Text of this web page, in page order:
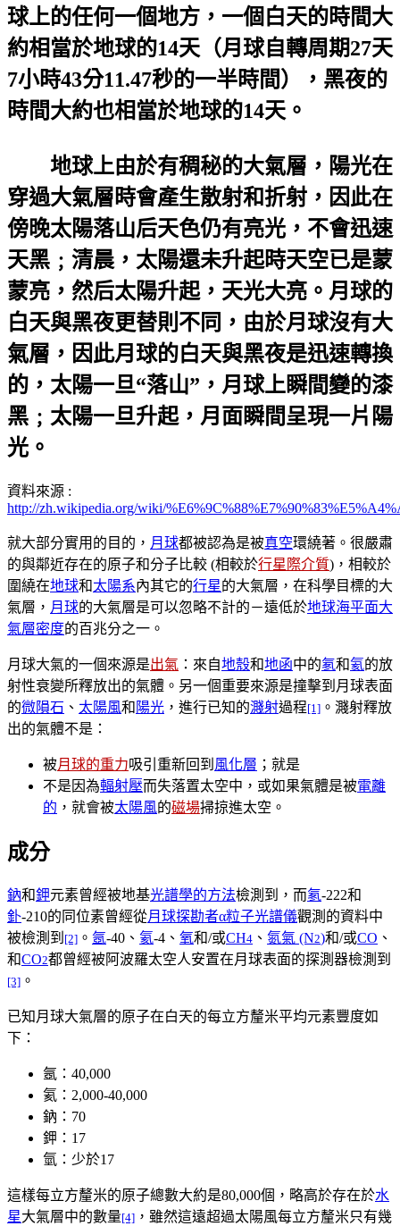
球上的任何一個地方，一個白天的時間大
約相當於地球的14天（月球自轉周期27天
7小時43分11.47秒的一半時間），黑夜的
時間大約也相當於地球的14天。
地球上由於有稠秘的大氣層，陽光在
穿過大氣層時會產生散射和折射，因此在
傍晚太陽落山后天色仍有亮光，不會迅速
天黑﹔清晨，太陽還未升起時天空已是蒙
蒙亮，然后太陽升起，天光大亮。月球的
白天與黑夜更替則不同，由於月球沒有大
氣層，因此月球的白天與黑夜是迅速轉換
的，太陽一旦“落山”，月球上瞬間變的漆
黑﹔太陽一旦升起，月面瞬間呈現一片陽
光。
資料來源 :
http://zh.wikipedia.org/wiki/
就大部分實用的目的， 月球都被認為是被真空環繞著。很嚴肅
的與鄰近存在的原子和分子比較 (相較於行星際介質)，相較於
圍繞在地球和太陽系內其它的行星的大氣層，在科學目標的大
氣層， 月球的大氣層是可以忽略不計的－遠低於地球海平面大
氣層密度的百兆分之一。
月球大氣的一個來源是出氣 ：來自地殼和地函中的氡和氦的放
射性衰變所釋放出的氣體。另一個重要來源是撞擊到月球表面
的微隕石 、 太陽風和 陽光 ，進行已知的濺射過程[1] 。濺射釋放
出的氣體不是：
被月球的重力吸引重新回到 風化層 ；就是
不是因為輻射壓而失落置太空中，或如果氣體是被電離
的 ，就會被太陽風的磁場掃掠進太空。
成分
鈉和鉀元素曾經被地基光譜學的方法檢測到，而氡-222和
釙-210的同位素曾經從月球探勘者α粒子光譜儀觀測的資料中
被檢測到 [2] 。 氬-40、 氦-4、 氧和/或CH4 、 氮氣 (N2)和/或CO 、
和CO2都曾經被阿波羅太空人安置在月球表面的探測器檢測到
[3] 。
已知月球大氣層的原子在白天的每立方釐米平均元素豐度如
下：
氬：40,000
氦：2,000-40,000
鈉：70
鉀：17
氫：少於17
這樣每立方釐米的原子總數大約是80,000個，略高於存在於水
星大氣層中的數量[4] ，雖然這遠超過太陽風每立方釐米只有幾